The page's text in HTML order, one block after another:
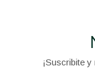
¡Suscribite